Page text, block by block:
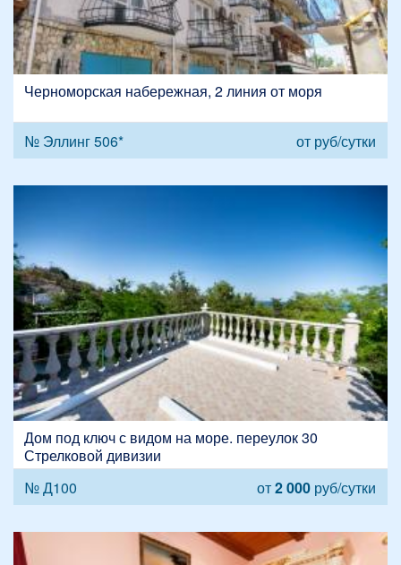
Черноморская набережная, 2 линия от моря
№ Эллинг 506* от руб/сутки
Дом под ключ с видом на море. переулок 30
Стрелковой дивизии
№ Д100
от2 000 руб/сутки